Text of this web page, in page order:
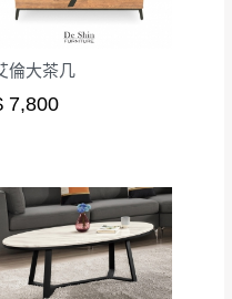
085-717。
倫大茶几
7,800